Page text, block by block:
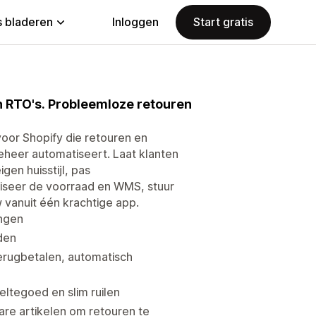
bladeren Inloggen Start gratis
Probleemloze retouren
Shopify die retouren en
automatiseert. Laat klanten
huisstijl, pas
de voorraad en WMS, stuur
één krachtige app.
automatisch
en slim ruilen
artikelen om retouren te